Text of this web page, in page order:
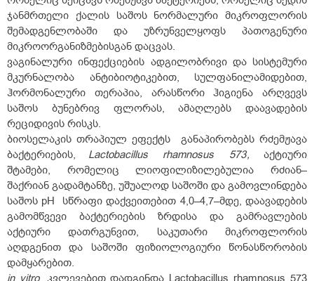
ჯანმრთელი ქალის საშოს ნორმალური მიკროფლორის
შემადგენლობაში და უზრუნველყოფს პათოგენური
მიკროორგანიზმებისგან დაცვას.
ვაგინალური ინფექციების ადგილობრივი და სისტემური
მკურნალობა ანტიბიოტიკებით, სულფანილამიდებით,
ჰორმონალური თერაპია, არასწორი ჰიგიენა არღვევს
საშოს ბუნებრივ ფლორას, ამაღლებს დაავადების
რეციდივის რისკს.
ბიოსელაკის თრაპიულ ეფექტს განაპირობებს რძემჟავა
ბაქტერიების, Lactobacillus rhamnosus 573, აქტიური
შტამები, რომელიც ლიოფილიზილებულია რძიან–
შაქრიან გადამტანზე, უშუალოდ საშოში და გამოვლინდება
საშოს рН სწრაფი დაქვეითებით 4,0–4,7–მდე, დაავადების
გამომწვევი ბაქტერიების ზრდისა და გამრავლების
აქტიური დათრგუნვით, საკუთარი მიკროფლორის
აღდგენით და საშოში ფიზიოლოგიური წონასწორობის
დამყარებით.